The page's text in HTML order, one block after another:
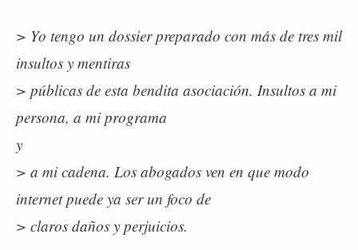
> Yo tengo un dossier preparado con más de tres mil
insultos y mentiras
> públicas de esta bendita asociación. Insultos a mi
persona, a mi programa
y
> a mi cadena. Los abogados ven en que modo
internet puede ya ser un foco de
> claros daños y perjuicios.